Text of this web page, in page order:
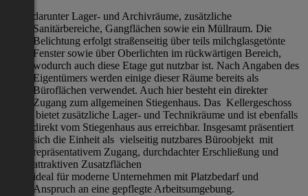
darunter Lager- und Archivräume, zusätzliche
Sanitärbereiche, Gangflächen sowie ein Müllraum. Die
Belichtung erfolgt straßenseitig über teils milchglasgetönte
Fenster sowie über Oberlichten im rückwärtigen Bereich,
wodurch auch diese Etage gut nutzbar ist. Nach Angaben des
Eigentümers werden einige dieser Räume bereits als
Büroflächen verwendet. Auch hier besteht ein direkter
Zugang zum allgemeinen Stiegenhaus. Das Kellergeschoss
bietet zusätzliche Lager- und Technikräume und ist ebenfalls
direkt vom Stiegenhaus aus erreichbar. Insgesamt präsentiert
sich die Einheit als vielseitig nutzbares Büroobjekt mit
repräsentativem Zugang, durchdachter Erschließung und
attraktiven Zusatzflächen
ideal für moderne Unternehmen mit Platzbedarf und
Anspruch an eine gepflegte Arbeitsumgebung.